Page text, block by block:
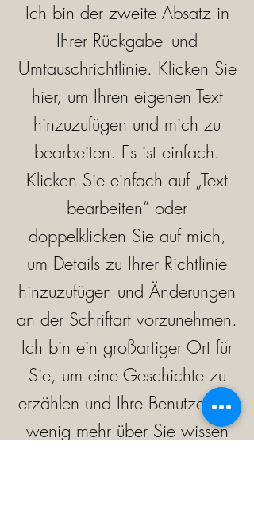
Ich bin der zweite Absatz in
Ihrer Rückgabe- und
Umtauschrichtlinie. Klicken Sie
hier, um Ihren eigenen Text
hinzuzufügen und mich zu
bearbeiten. Es ist einfach.
Klicken Sie einfach auf „Text
bearbeiten“ oder
doppelklicken Sie auf mich,
um Details zu Ihrer Richtlinie
hinzuzufügen und Änderungen
an der Schriftart vorzunehmen.
Ich bin ein großartiger Ort für
Sie, um eine Geschichte zu
erzählen und Ihre Benutzer ein
wenig mehr über Sie wissen